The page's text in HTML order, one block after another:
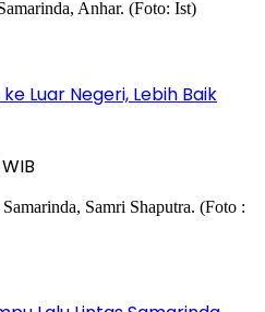
Luar Negeri, Lebih Baik